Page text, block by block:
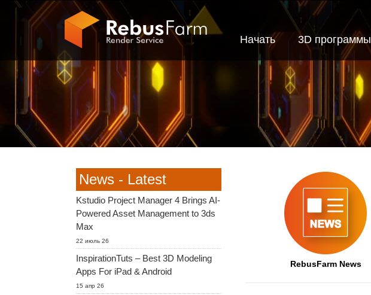
Начать 3D программы
RebusFarm News
News - Latest
Kstudio Project Manager 4 Brings AI-
Powered Asset Management to 3ds
Max
22 июль 26
InspirationTuts – Best 3D Modeling
Apps For iPad & Android
15 апр 26